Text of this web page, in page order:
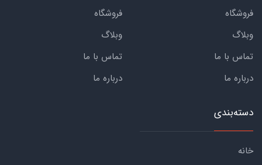
فروشگاه
وبلاگ
تماس با ما
درباره ما
فروشگاه
وبلاگ
تماس با ما
درباره ما
دسته‌بندی
خانه